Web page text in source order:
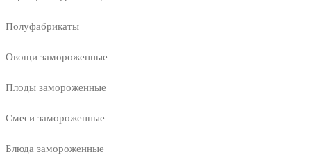
Полуфабрикаты
Овощи замороженные
Плоды замороженные
Смеси замороженные
Блюда замороженные